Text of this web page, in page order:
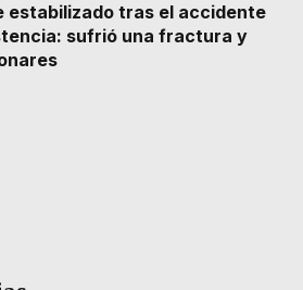
estabilizado tras el accidente
sufrió una fractura y